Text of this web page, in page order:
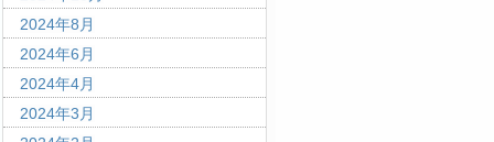
2024年8月
2024年6月
2024年4月
2024年3月